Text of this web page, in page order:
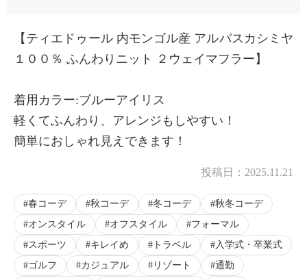
【ティエドゥール 内モンゴル産 アルバスカシミヤ
１００％ ふんわりニット ２ウェイマフラー】
着用カラー:ブルーアイリス
軽くてふんわり、アレンジもしやすい！
簡単におしゃれ見えできます！
投稿日： 2025.11.21
春コーデ 秋コーデ 冬コーデ
秋冬コーデ
オンスタイル
オフスタイル
フォーマル
スポーツ
キレイめ トラベル
入学式・卒業式
ゴルフ
カジュアル リゾート
通勤